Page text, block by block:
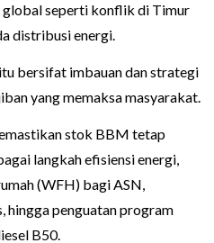
seperti konflik di Timur
distribusi energi.
bersifat imbauan dan strategi
yang memaksa masyarakat.
stok BBM tetap
langkah efisiensi energi,
(WFH) bagi ASN,
hingga penguatan program
B50.